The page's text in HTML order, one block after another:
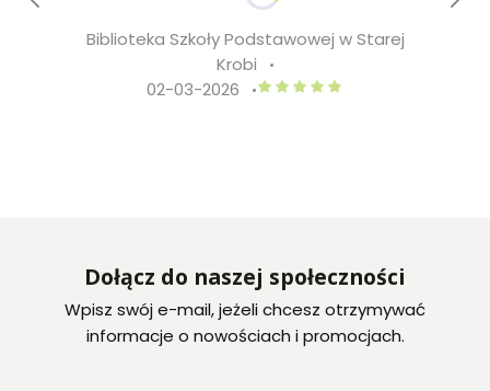
Biblioteka Szkoły Podstawowej w Starej
Krobi
02-03-2026
Biblioteka Szkoły
Dołącz do naszej społeczności
Wpisz swój e-mail, jeżeli chcesz otrzymywać
informacje o nowościach i promocjach.